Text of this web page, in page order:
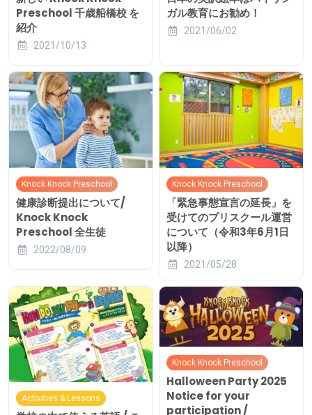
Preschool 千歳船橋校 を
紹介
2021/10/13
ガル教育にお勧め！
2021/06/02
Knock Knock Preschool
健康診断提出について/
Knock Knock
Preschool 全生徒
2022/08/09
Knock Knock Preschool
「緊急事態宣言の延長」を
受けてのプリスクール運営
について（令和3年6月1日
以降）
2021/05/28
Activities & Lessons
Knock Knock Preschool
Halloween Party 2025
Notice for your
participation /